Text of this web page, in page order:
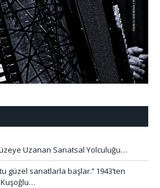
Uzanan Sanatsal Yolculuğu…
güzel sanatlarla başlar.’’ 1943’ten